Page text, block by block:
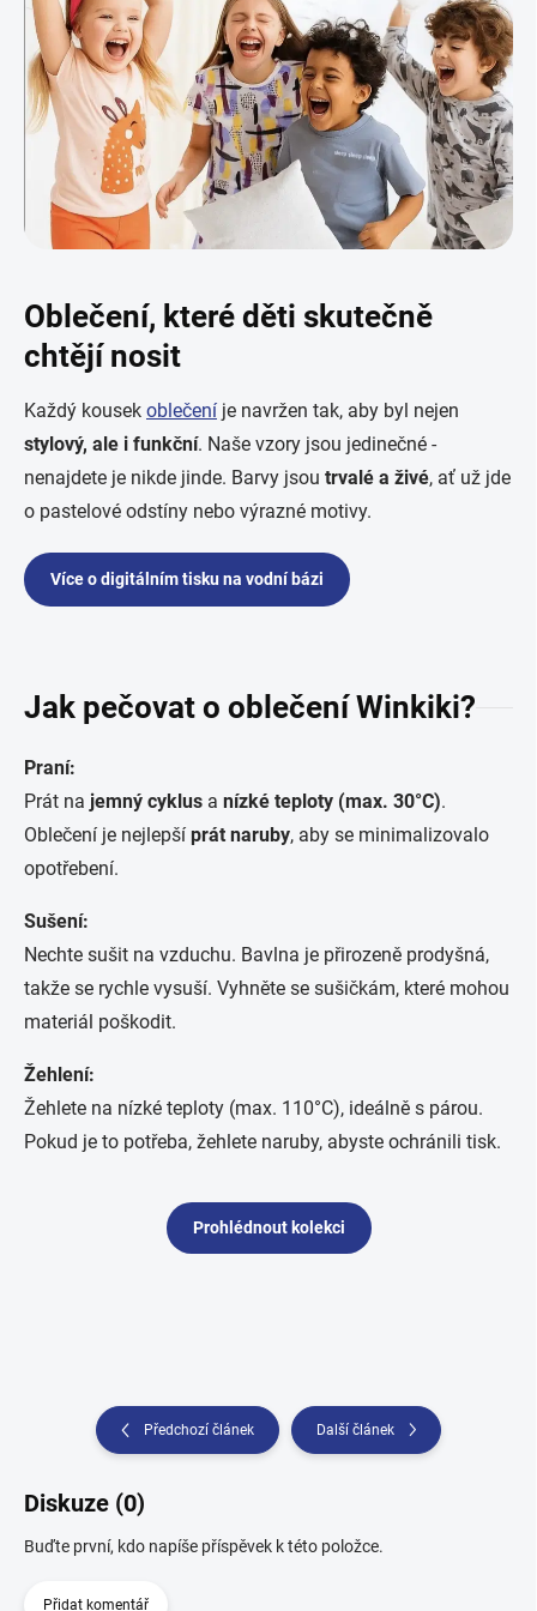
Oblečení, které děti skutečně
chtějí nosit
Každý kousek oblečení je navržen tak, aby byl nejen
stylový, ale i funkční. Naše vzory jsou jedinečné -
nenajdete je nikde jinde. Barvy jsou trvalé a živé, ať už jde
o pastelové odstíny nebo výrazné motivy.
Více o digitálním tisku na vodní bázi
Jak pečovat o oblečení Winkiki?
Praní:
Prát na jemný cyklus a nízké teploty (max. 30°C).
Oblečení je nejlepší prát naruby, aby se minimalizovalo
opotřebení.
Sušení:
Nechte sušit na vzduchu. Bavlna je přirozeně prodyšná,
takže se rychle vysuší. Vyhněte se sušičkám, které mohou
materiál poškodit.
Žehlení:
Žehlete na nízké teploty (max. 110°C), ideálně s párou.
Pokud je to potřeba, žehlete naruby, abyste ochránili tisk.
Prohlédnout kolekci
Předchozí článek Další článek
Diskuze (0)
Buďte první, kdo napíše příspěvek k této položce.
Přidat komentář